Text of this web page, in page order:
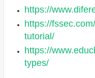
https://
https://
tutorial/
https://
types/